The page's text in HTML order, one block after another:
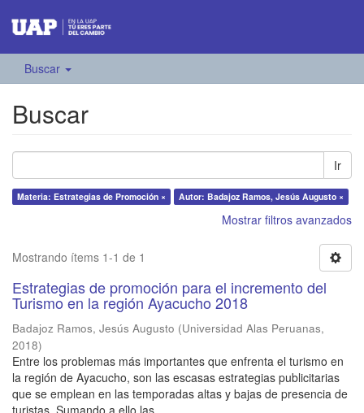
Buscar
Buscar
Ir
Materia: Estrategias de Promoción × Autor: Badajoz Ramos, Jesús Augusto ×
Mostrar filtros avanzados
Mostrando ítems 1-1 de 1
Estrategias de promoción para el incremento del
Turismo en la región Ayacucho 2018
Badajoz Ramos, Jesús Augusto (Universidad Alas Peruanas,
2018)
Entre los problemas más importantes que enfrenta el turismo en
la región de Ayacucho, son las escasas estrategias publicitarias
que se emplean en las temporadas altas y bajas de presencia de